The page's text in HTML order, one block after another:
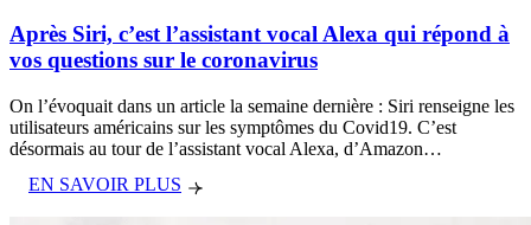
Après Siri, c’est l’assistant vocal Alexa qui répond à
vos questions sur le coronavirus
On l’évoquait dans un article la semaine dernière : Siri renseigne les
utilisateurs américains sur les symptômes du Covid19. C’est
désormais au tour de l’assistant vocal Alexa, d’Amazon…
EN SAVOIR PLUS